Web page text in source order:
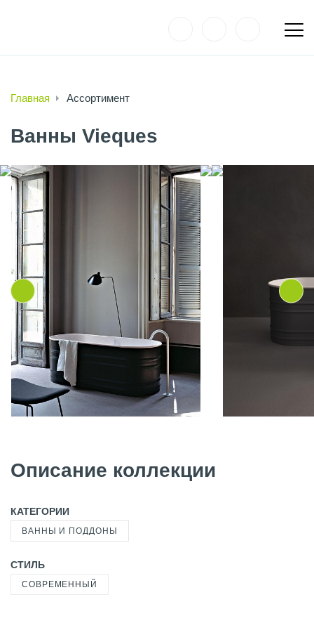
Главная Ассортимент
Ванны Vieques
Описание коллекции
КАТЕГОРИИ
ВАННЫ И ПОДДОНЫ
СТИЛЬ
СОВРЕМЕННЫЙ